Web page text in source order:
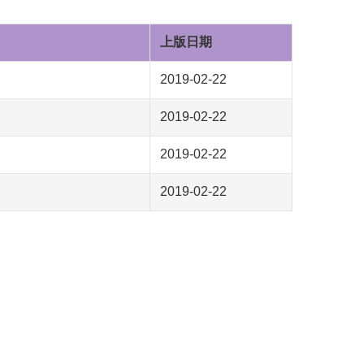
上版日期
2019-02-22
2019-02-22
2019-02-22
2019-02-22